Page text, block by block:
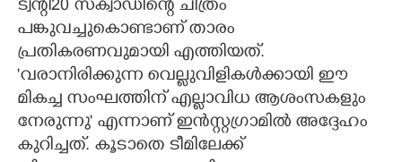
CONTACT US
ട്വന്റി20 സ്‌ക്വാഡിന്റെ ചിത്രം
പങ്കുവച്ചുകൊണ്ടാണ് താരം
പ്രതികരണവുമായി എത്തിയത്.
"വരാനിരിക്കുന്ന വെല്ലുവിളികൾക്കായി ഈ
മികച്ച സംഘത്തിന് എല്ലാവിധ ആശംസകളും
നേരുന്നു" എന്നാണ് ഇൻസ്റ്റഗ്രാമിൽ അദ്ദേഹം
കുറിച്ചത്. കൂടാതെ ടീമിലേക്ക്